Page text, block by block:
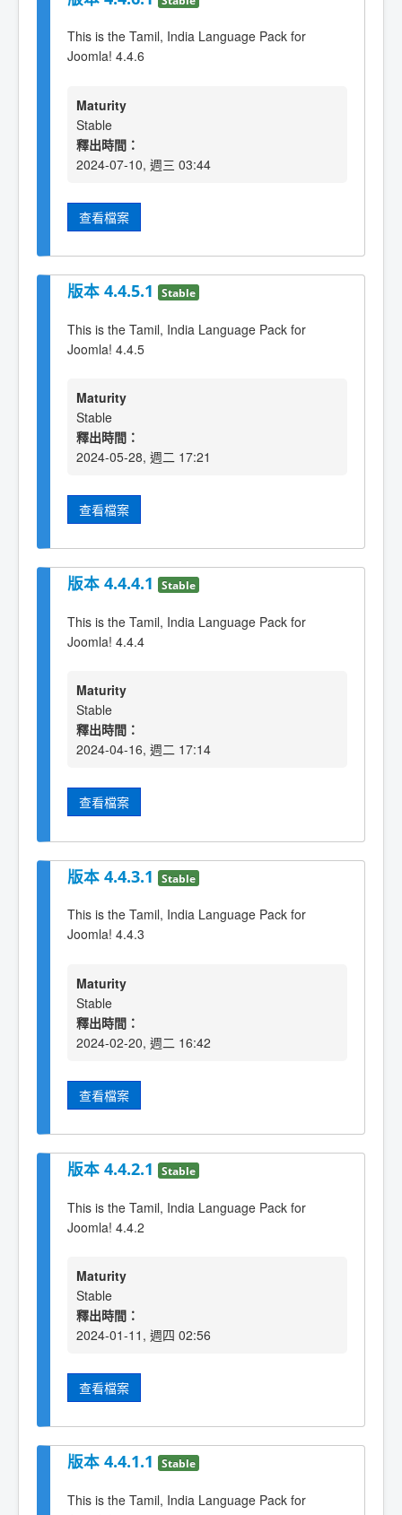
This is the Tamil, India Language Pack for
Joomla! 4.4.6
Maturity
Stable
釋出時間：
2024-07-10, 週三 03:44
查看檔案
版本 4.4.5.1 Stable
This is the Tamil, India Language Pack for
Joomla! 4.4.5
Maturity
Stable
釋出時間：
2024-05-28, 週二 17:21
查看檔案
版本 4.4.4.1 Stable
This is the Tamil, India Language Pack for
Joomla! 4.4.4
Maturity
Stable
釋出時間：
2024-04-16, 週二 17:14
查看檔案
版本 4.4.3.1 Stable
This is the Tamil, India Language Pack for
Joomla! 4.4.3
Maturity
Stable
釋出時間：
2024-02-20, 週二 16:42
查看檔案
版本 4.4.2.1 Stable
This is the Tamil, India Language Pack for
Joomla! 4.4.2
Maturity
Stable
釋出時間：
2024-01-11, 週四 02:56
查看檔案
版本 4.4.1.1 Stable
This is the Tamil, India Language Pack for